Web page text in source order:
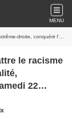
MENU
dans le Finistère le samedi 22 mars! - PCF
le racisme
22